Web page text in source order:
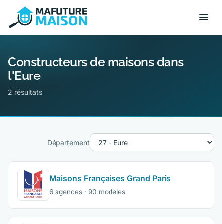
Constructeurs de maisons dans
l'Eure
2 résultats
Département
Maisons Françaises Grand Paris
6 agences · 90 modèles